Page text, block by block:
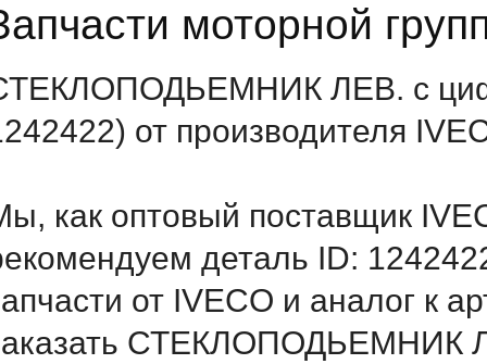
моторной
ЛЕВ. с
от производителя
как оптовый поставщик
деталь ID:
от IVECO и аналог к
СТЕКЛОПОДЬЕМНИК